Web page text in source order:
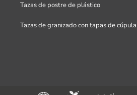
Tazas de postre de plástico
Tazas de granizado con tapas de cúpula